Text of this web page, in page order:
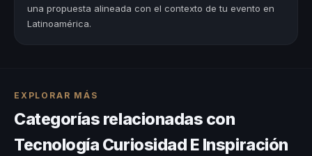
una propuesta alineada con el contexto de tu evento en
Latinoamérica.
EXPLORAR MÁS
Categorías relacionadas con
Tecnología Curiosidad E Inspiración